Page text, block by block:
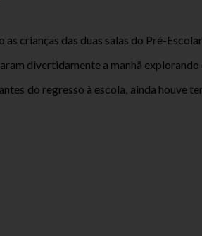
crianças das duas salas do Pré-
divertidamente a manhã
do regresso à escola, ainda houve